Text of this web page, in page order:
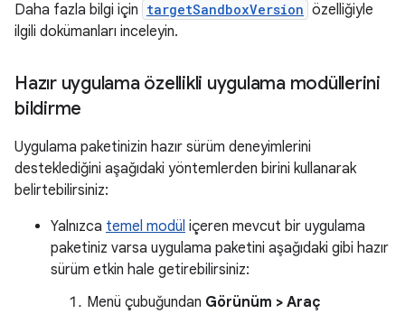
Daha fazla bilgi için targetSandboxVersion özelliğiyle
ilgili dokümanları inceleyin.
Hazır uygulama özellikli uygulama modüllerini
bildirme
Uygulama paketinizin hazır sürüm deneyimlerini
desteklediğini aşağıdaki yöntemlerden birini kullanarak
belirtebilirsiniz:
Yalnızca temel modül içeren mevcut bir uygulama
paketiniz varsa uygulama paketini aşağıdaki gibi hazır
sürüm etkin hale getirebilirsiniz:
Menü çubuğundan Görünüm > Araç